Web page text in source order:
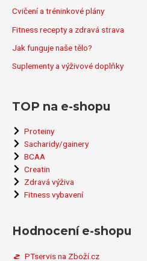
:
Cvičení a tréninkové plány
Fitness recepty a zdravá strava
Jak funguje naše tělo?
Suplementy a výživové doplňky
TOP na e-shopu
Proteiny
Sacharidy/gainery
BCAA
Creatin
Zdravá výživa
Fitness vybavení
Hodnocení e-shopu
PTservis na Zboží.cz